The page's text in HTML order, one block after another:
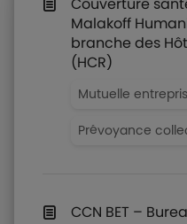
Malakoff
branche des
(HCR)
Mutuelle
Prévoyance
CCN BET –